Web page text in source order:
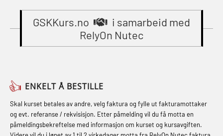
Breathing System (CA-EBS) Initial
Deployment (OBS119)
Compressed Air Emergency
Fallsikring (FAR108)
sikkerhetskurs for offiserer
(MBSBLE024)
STCW Oppdatering videregående
(MBSBLE021)
STCW kombi oppdatering offiserer
og med.behandling (MBS134)
Grunnkurs Industrivern (LSC115)
Grunnkurs Røykdykking Industrivern
inkl. brannslukning (FSC121)
Hjertestarter brukerkurs (OFA107)
Røykdykking industrivern –
GSKKurs.no
i samarbeid med
RelyOn Nutec
ENKELT Å BESTILLE
Skal kurset betales av andre, velg faktura og fylle ut fakturamottaker
og evt. referanse / rekvisisjon. Etter påmelding vil du få motta en
påmeldingsbekreftelse med informasjon om kurset og kursavgiften.